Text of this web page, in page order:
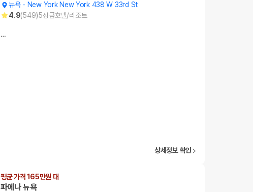
뉴욕- New York New York 438 W 33rd St
4.9(549)5성급호텔/리조트
…
상세정보 확인
평균 가격 165만원 대
파에나 뉴욕